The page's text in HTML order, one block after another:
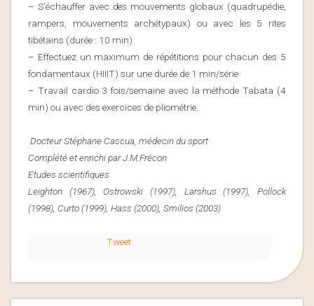
– S’échauffer avec des mouvements globaux (quadrupédie,
rampers, mouvements archétypaux) ou avec les 5 rites
tibétains (durée : 10 min)
– Effectuez un maximum de répétitions pour chacun des 5
fondamentaux (HIIIT) sur une durée de 1 min/série
– Travail cardio 3 fois/semaine avec la méthode Tabata (4
min) ou avec des exercices de pliométrie.
Docteur Stéphane Cascua, médecin du sport
Complété et enrichi par J.M.Frécon
Etudes scientifiques
Leighton (1967), Ostrowski (1997), Larshus (1997), Pollock
(1998), Curto (1999), Hass (2000), Smilios (2003)
Tweet